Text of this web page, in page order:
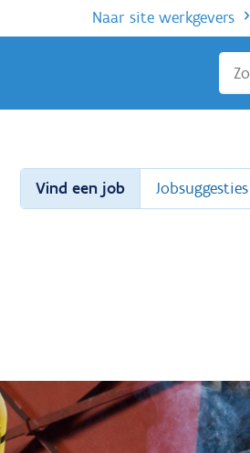
Naar site werkgevers
Vind een job Jobsuggesties